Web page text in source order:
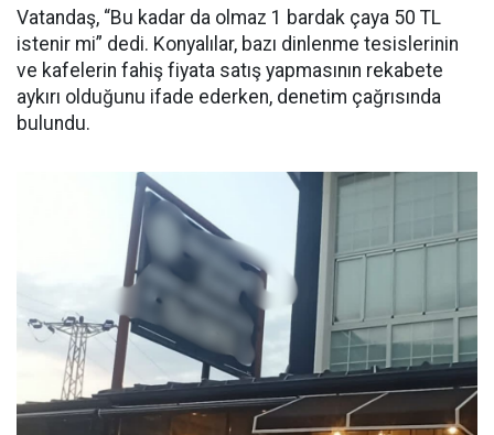
Vatandaş, “Bu kadar da olmaz 1 bardak çaya 50 TL
istenir mi” dedi. Konyalılar, bazı dinlenme tesislerinin
ve kafelerin fahiş fiyata satış yapmasının rekabete
aykırı olduğunu ifade ederken, denetim çağrısında
bulundu.